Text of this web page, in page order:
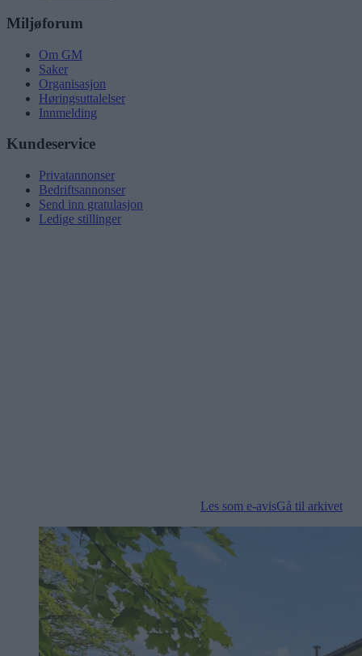
Miljøforum
Om GM
Saker
Organisasjon
Høringsuttalelser
Innmelding
Kundeservice
Privatannonser
Bedriftsannonser
Send inn gratulasjon
Ledige stillinger
Les som e-avisGå til arkivet